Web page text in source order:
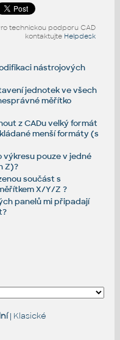
technickou podporu CAD
kontaktujte Helpdesk
nástrojových
jednotek ve všech
měřítko
z CADu velký formát
menší formáty (s
výkresu pouze v jedné
Z)?
součást s
X/Y/Z ?
panelů mi připadají
| Klasické